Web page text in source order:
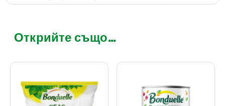
Открийте също...